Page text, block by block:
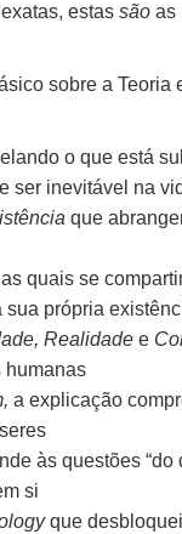
estas são as
sobre a
o que está
ser inevitável na
que
quais se
própria
Realidade e
humanas
a explicação
às questões “do
si
que